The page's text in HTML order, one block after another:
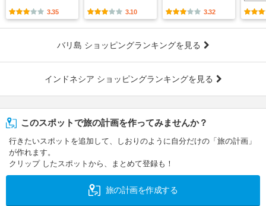
3.35 3.10 3.32
バリ島 ショッピングランキングを見る
インドネシア ショッピングランキングを見る
このスポットで旅の計画を作ってみませんか？
行きたいスポットを追加して、しおりのように自分だけの「旅の計画」
が作れます。
クリップ したスポットから、まとめて登録も！
旅の計画を作成する